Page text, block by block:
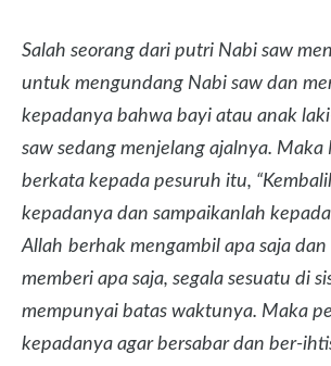
Salah seorang dari putri Nabi saw
untuk mengundang Nabi saw dan
kepadanya bahwa bayi atau anak
saw sedang menjelang ajalnya. Maka
berkata kepada pesuruh itu,
kepadanya dan sampaikanlah
Allah berhak mengambil apa saja
memberi apa saja, segala sesuatu di
mempunyai batas waktunya. Maka
kepadanya agar bersabar dan ber-